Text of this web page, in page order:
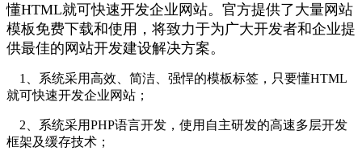
懂HTML就可快速开发企业网站。官方提供了大量网站
模板免费下载和使用，将致力于为广大开发者和企业提
供最佳的网站开发建设解决方案。
1、系统采用高效、简洁、强悍的模板标签，只要懂HTML
就可快速开发企业网站；
2、系统采用PHP语言开发，使用自主研发的高速多层开发
框架及缓存技术；